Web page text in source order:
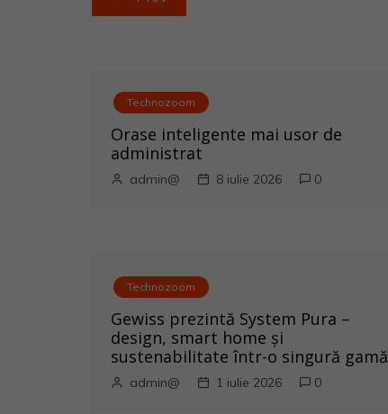
Technozoom
Orase inteligente mai usor de
administrat
admin@ 8 iulie 2026 0
Technozoom
Gewiss prezintă System Pura –
design, smart home și
sustenabilitate într-o singură gamă
admin@ 1 iulie 2026 0